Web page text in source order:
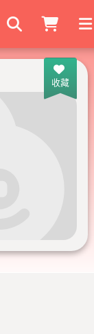
搜尋商家
收藏